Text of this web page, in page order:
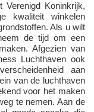
Koninkrijk,
kwaliteit winkelen
Als u wilt
de tijd om een
Afgezien van
Luchthaven ook
aan
van de luchthaven
voor het maken
te nemen. Aan de